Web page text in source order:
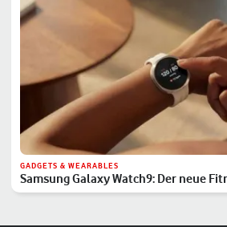
GADGETS & WEARABLES
Samsung Galaxy Watch9: Der neue
Handgelenk